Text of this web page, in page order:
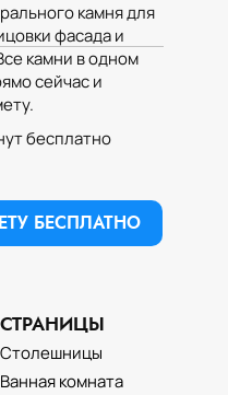
камня для
фасада и
камни в одном
сейчас и
бесплатно
БЕСПЛАТНО
СТРАНИЦЫ
Столешницы
Ванная комната